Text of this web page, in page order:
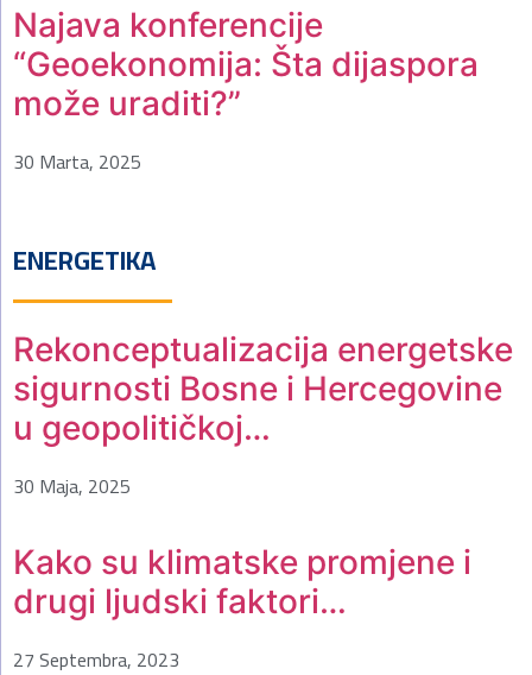
Najava konferencije
“Geoekonomija: Šta dijaspora
može uraditi?”
30 Marta, 2025
ENERGETIKA
Rekonceptualizacija energetske
sigurnosti Bosne i Hercegovine
u geopolitičkoj…
30 Maja, 2025
Kako su klimatske promjene i
drugi ljudski faktori…
27 Septembra, 2023